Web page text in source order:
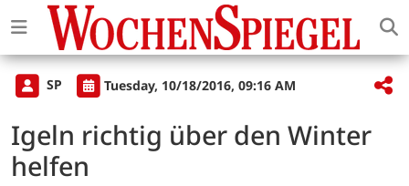
SP Tuesday, 10/18/2016, 09:16 AM
Igeln richtig über den Winter
helfen